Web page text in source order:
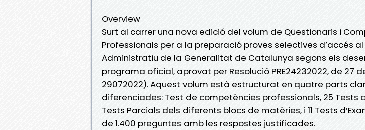
Overview
Surt al carrer una nova edició del volum de Qüestionaris i
Professionals per a la preparació proves selectives d’accés al
Administratiu de la Generalitat de Catalunya segons els
programa oficial, aprovat per Resolució PRE24232022, de 27
29072022). Aquest volum està estructurat en quatre parts
diferenciades: Test de competències professionals, 25 Tests
Tests Parcials dels diferents blocs de matèries, i 11 Tests
de 1.400 preguntes amb les respostes justificades.